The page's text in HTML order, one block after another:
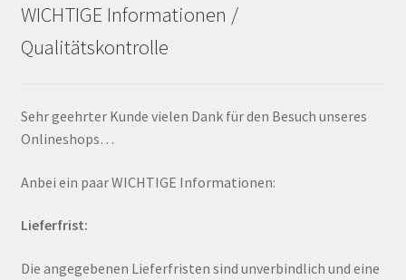
WICHTIGE Informationen /
Qualitätskontrolle
Sehr geehrter Kunde vielen Dank für den Besuch unseres
Onlineshops…
Anbei ein paar WICHTIGE Informationen:
Lieferfrist:
Die angegebenen Lieferfristen sind unverbindlich und eine